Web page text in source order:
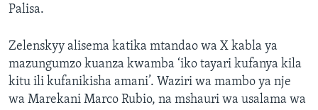
Palisa.
Zelenskyy alisema katika mtandao wa X kabla ya
mazungumzo kuanza kwamba ‘iko tayari kufanya kila
kitu ili kufanikisha amani’. Waziri wa mambo ya nje
wa Marekani Marco Rubio, na mshauri wa usalama wa